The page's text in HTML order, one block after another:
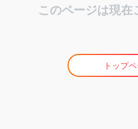
このページは現